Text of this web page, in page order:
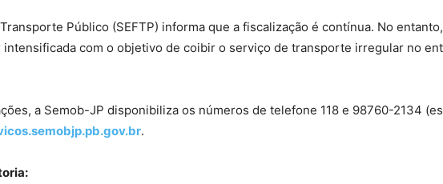
Público (SEFTP) informa que a fiscalização é contínua. No
intensificada com o objetivo de coibir o serviço de transporte irregular no
a Semob-JP disponibiliza os números de telefone 118 e 98760-2134
.